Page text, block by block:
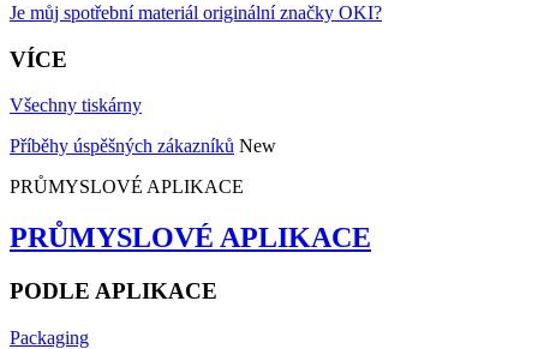
Je můj spotřební materiál originální značky OKI?
VÍCE
Všechny tiskárny
Příběhy úspěšných zákazníků New
PRŮMYSLOVÉ APLIKACE
PRŮMYSLOVÉ APLIKACE
PODLE APLIKACE
Packaging